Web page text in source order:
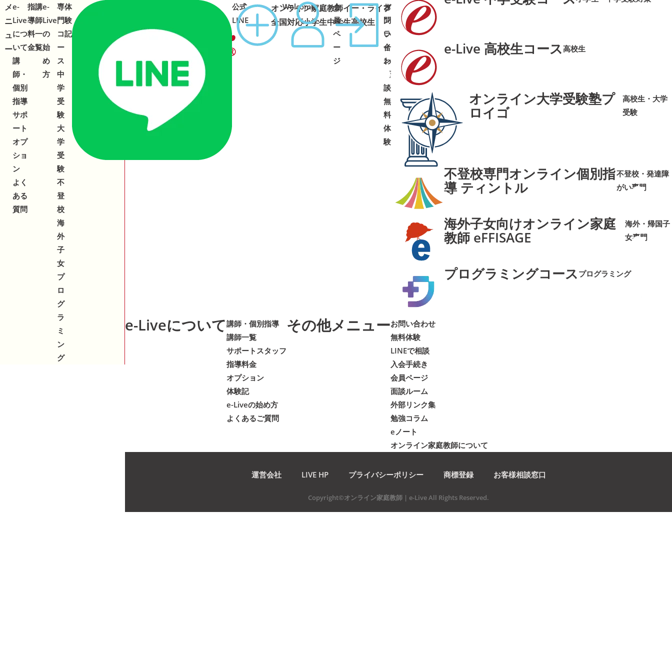
メ
ニ
ュ
ー
オンライン家庭教師イー・ライブ
全国対応小学生中学生高校生
メ
ニ
ュ
ー
e-
Live
につ
いて
講
師・
個別
指導
サポ
ート
オプ
ショ
ン
よく
ある
質問
指
導
料
金
講
師
一
覧
e-
Live
の
始
め
方
専
門
コ
ー
ス
中
学
受
験
大
学
受
験
不
登
校
海
外
子
女
プ
ロ
グ
ラ
ミ
ン
グ
体
験
記
公式
LINE
Welcome
会
員
ペ
ー
ジ
オ
ン
ラ
イ
ン
面
談
お
問
い
合
わ
せ
・
無
料
体
験
➜
21:00 土日祝可
コース
e-Live 高校生コース高校生
オンライン大学受験塾プ
ロイゴ
高校生・大学
受験
不登校専門オンライン個別指
導 ティントル
不登校・発達障
がい専門
海外子女向けオンライン家庭
教師 eFFISAGE
海外・帰国子
女専門
プログラミングコース プログラミング
e-Liveについて講師・個別指導
講師一覧
サポートスタッフ
指導料金
オプション
体験記
e-Liveの始め方
よくあるご質問
その他メニューお問い合わせ
無料体験
LINEで相談
入会手続き
会員ページ
面談ルーム
外部リンク集
勉強コラム
eノート
オンライン家庭教師について
運営会社 LIVE HP プライバシーポリシー 商標登録 お客様相談窓口
Copyright©オンライン家庭教師 | e-Live All Rights Reserved.